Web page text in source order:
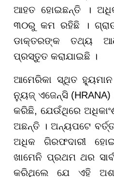
ଆହତ ହୋଇଛନ୍ତି ।
୩୦ରୁ କମ ରହିଛି ।
ଡାକ୍ତରଙ୍କ ତଥ୍ୟ
ପ୍ରସ୍ତୁତ କରାଯାଇଛି ।
ଆମେରିକା ସ୍ଥିତ
ନ୍ୟୁଜ୍ ଏଜେନ୍ସି
କରିଛି, ଯେଉଁଥିରେ
ଅଛନ୍ତି । ଅନ୍ୟପଟେ
ଅଧିକ ଗିରଫଦାରୀ
ଖାମେନି ପ୍ରଥମ ଥର
କରିଥିଲେ ଯେ ଏହି